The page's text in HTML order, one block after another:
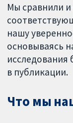
Мы сравнили
нашу
основываясь
в публикации.
Что мы